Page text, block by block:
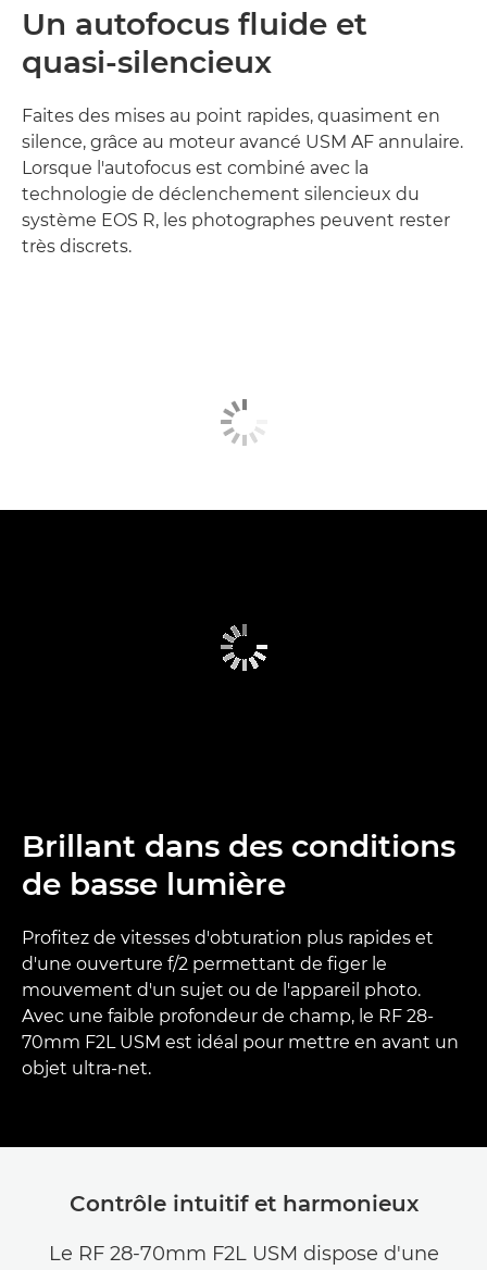
Un autofocus fluide et
quasi-silencieux
Faites des mises au point rapides, quasiment en
silence, grâce au moteur avancé USM AF annulaire.
Lorsque l'autofocus est combiné avec la
technologie de déclenchement silencieux du
système EOS R, les photographes peuvent rester
très discrets.
Brillant dans des conditions
de basse lumière
Profitez de vitesses d'obturation plus rapides et
d'une ouverture f/2 permettant de figer le
mouvement d'un sujet ou de l'appareil photo.
Avec une faible profondeur de champ, le RF 28-
70mm F2L USM est idéal pour mettre en avant un
objet ultra-net.
Contrôle intuitif et harmonieux
Le RF 28-70mm F2L USM dispose d'une